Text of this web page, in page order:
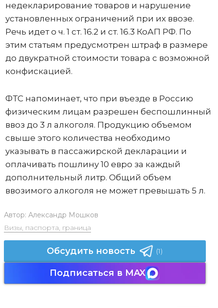
недекларирование товаров и нарушение
установленных ограничений при их ввозе.
Речь идет о ч. 1 ст. 16.2 и ст. 16.3 КоАП РФ. По
этим статьям предусмотрен штраф в размере
до двукратной стоимости товара с возможной
конфискацией.
ФТС напоминает, что при въезде в Россию
физическим лицам разрешен беспошлинный
ввоз до 3 л алкоголя. Продукцию объемом
свыше этого количества необходимо
указывать в пассажирской декларации и
оплачивать пошлину 10 евро за каждый
дополнительный литр. Общий объем
ввозимого алкоголя не может превышать 5 л.
Автор: Александр Мошков
Визы, паспорта, граница
Обсудить новость (1)
Подписаться в MAX